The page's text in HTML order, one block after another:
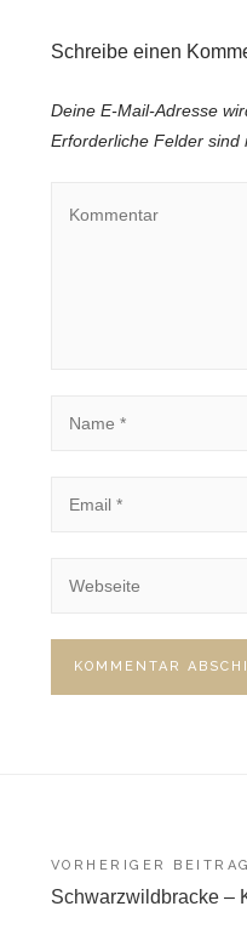
Schreibe einen
Deine E-Mail-Adresse
Erforderliche Felder sind
VORHERIGER
Schwarzwildbracke –